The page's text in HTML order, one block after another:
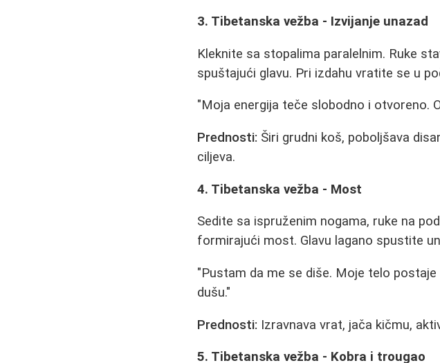
3. Tibetanska vežba - Izvijanje unazad
Kleknite sa stopalima paralelnim. Ruke
spuštajući glavu. Pri izdahu vratite se u
"Moja energija teče slobodno i otvoreno.
Prednosti: Širi grudni koš, poboljšava
ciljeva.
4. Tibetanska vežba - Most
Sedite sa ispruženim nogama, ruke na
formirajući most. Glavu lagano spustite
"Pustam da me se diše. Moje telo
dušu."
Prednosti: Izravnava vrat, jača kičmu,
5. Tibetanska vežba - Kobra i trougao